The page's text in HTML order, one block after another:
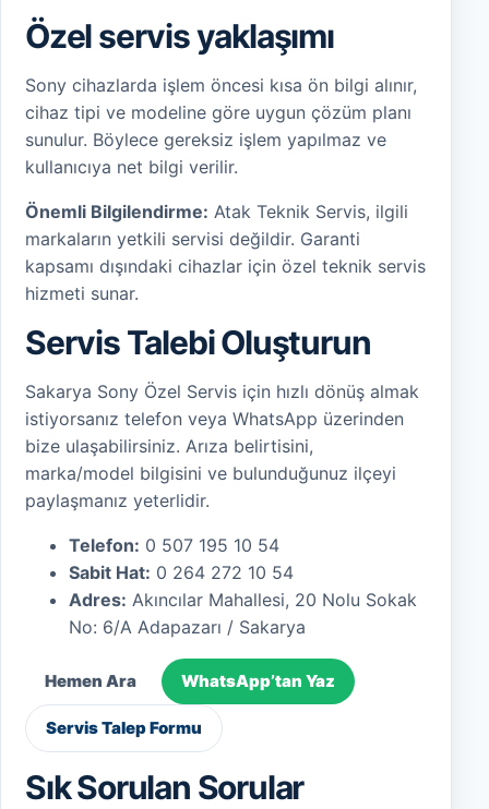
Özel servis yaklaşımı
Sony cihazlarda işlem öncesi kısa ön bilgi alınır,
cihaz tipi ve modeline göre uygun çözüm planı
sunulur. Böylece gereksiz işlem yapılmaz ve
kullanıcıya net bilgi verilir.
Önemli Bilgilendirme: Atak Teknik Servis, ilgili
markaların yetkili servisi değildir. Garanti
kapsamı dışındaki cihazlar için özel teknik servis
hizmeti sunar.
Servis Talebi Oluşturun
Sakarya Sony Özel Servis için hızlı dönüş almak
istiyorsanız telefon veya WhatsApp üzerinden
bize ulaşabilirsiniz. Arıza belirtisini,
marka/model bilgisini ve bulunduğunuz ilçeyi
paylaşmanız yeterlidir.
Telefon: 0 507 195 10 54
Sabit Hat: 0 264 272 10 54
Adres: Akıncılar Mahallesi, 20 Nolu Sokak
No: 6/A Adapazarı / Sakarya
Hemen Ara WhatsApp’tan Yaz
Servis Talep Formu
Sık Sorulan Sorular